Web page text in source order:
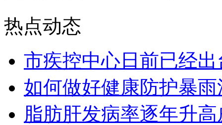
热点动态
市疾控中心日前已经出
如何做好健康防护暴雨
脂肪肝发病率逐年升高